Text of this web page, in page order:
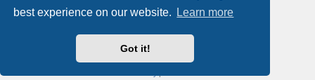
best experience on our website.
Learn more
Got it!
Our VPS Hosting By RimuHosting
This server is located in London data center
Server admin:mastodon.social/@Shaos